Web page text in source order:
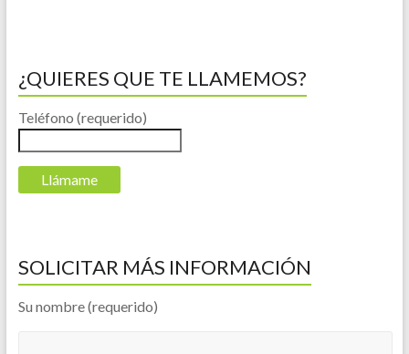
¿QUIERES QUE TE LLAMEMOS?
Teléfono (requerido)
SOLICITAR MÁS INFORMACIÓN
Su nombre (requerido)